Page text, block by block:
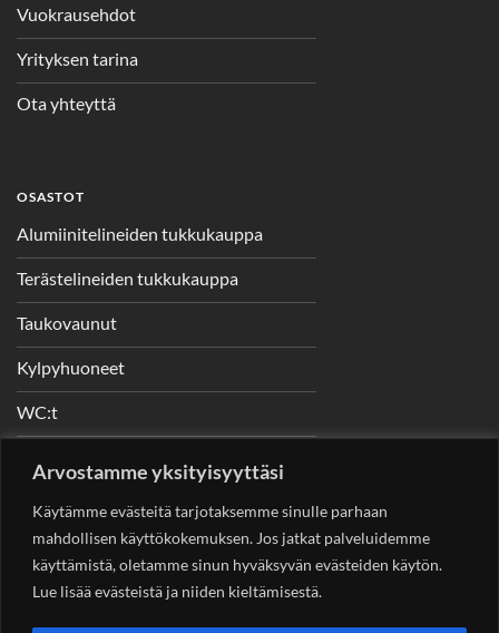
Arvostamme yksityisyyttäsi
Käytämme evästeitä tarjotaksemme sinulle parhaan
mahdollisen käyttökokemuksen. Jos jatkat palveluidemme
käyttämistä, oletamme sinun hyväksyvän evästeiden käytön.
Lue lisää evästeistä ja niiden kieltämisestä.
Vuokrausehdot
Yrityksen tarina
Ota yhteyttä
OSASTOT
Alumiinitelineiden tukkukauppa
Terästelineiden tukkukauppa
Taukovaunut
Kylpyhuoneet
WC:t
Nostimet
YHTEYSTIEDOT
Helsingin Rakennuskonevuokraus OySotungintie 449,